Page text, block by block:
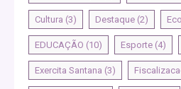
Cultura (3) Destaque (2)
EDUCAÇÃO (10) Esporte (4)
Exercita Santana (3)